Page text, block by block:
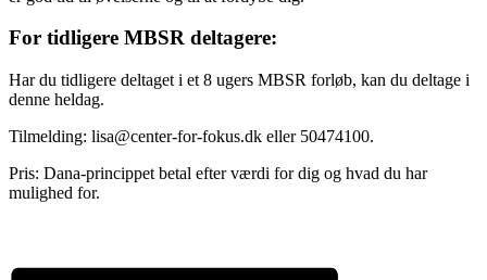
For tidligere MBSR deltagere:
Har du tidligere deltaget i et 8 ugers MBSR forløb, kan du deltage i
denne heldag.
Tilmelding: lisa@center-for-fokus.dk eller 50474100.
Pris: Dana-princippet betal efter værdi for dig og hvad du har
mulighed for.